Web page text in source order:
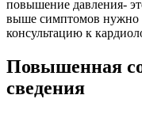
повышение давления-
выше симптомов нужно
консультацию к
Повышенная
сведения